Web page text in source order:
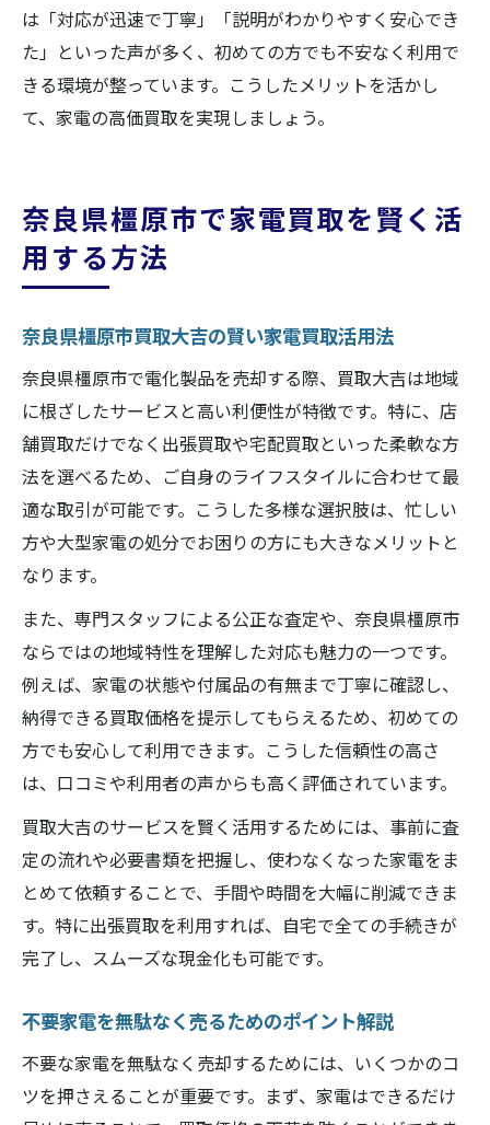
は「対応が迅速で丁寧」「説明がわかりやすく安心でき
た」といった声が多く、初めての方でも不安なく利用で
きる環境が整っています。こうしたメリットを活かし
て、家電の高価買取を実現しましょう。
奈良県橿原市で家電買取を賢く活
用する方法
奈良県橿原市買取大吉の賢い家電買取活用法
奈良県橿原市で電化製品を売却する際、買取大吉は地域
に根ざしたサービスと高い利便性が特徴です。特に、店
舗買取だけでなく出張買取や宅配買取といった柔軟な方
法を選べるため、ご自身のライフスタイルに合わせて最
適な取引が可能です。こうした多様な選択肢は、忙しい
方や大型家電の処分でお困りの方にも大きなメリットと
なります。
また、専門スタッフによる公正な査定や、奈良県橿原市
ならではの地域特性を理解した対応も魅力の一つです。
例えば、家電の状態や付属品の有無まで丁寧に確認し、
納得できる買取価格を提示してもらえるため、初めての
方でも安心して利用できます。こうした信頼性の高さ
は、口コミや利用者の声からも高く評価されています。
買取大吉のサービスを賢く活用するためには、事前に査
定の流れや必要書類を把握し、使わなくなった家電をま
とめて依頼することで、手間や時間を大幅に削減できま
す。特に出張買取を利用すれば、自宅で全ての手続きが
完了し、スムーズな現金化も可能です。
不要家電を無駄なく売るためのポイント解説
不要な家電を無駄なく売却するためには、いくつかのコ
ツを押さえることが重要です。まず、家電はできるだけ